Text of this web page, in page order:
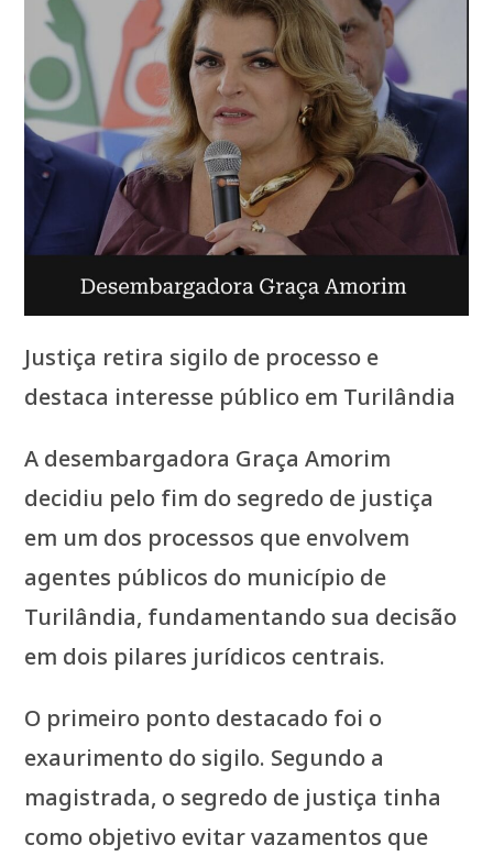
Justiça retira sigilo de processo e
destaca interesse público em Turilândia
A desembargadora Graça Amorim
decidiu pelo fim do segredo de justiça
em um dos processos que envolvem
agentes públicos do município de
Turilândia, fundamentando sua decisão
em dois pilares jurídicos centrais.
O primeiro ponto destacado foi o
exaurimento do sigilo. Segundo a
magistrada, o segredo de justiça tinha
como objetivo evitar vazamentos que